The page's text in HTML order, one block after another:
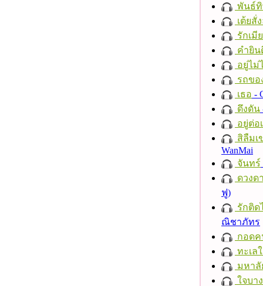
พันธ์
เต้ยสั่
รักเมี
คำยิน
อยู่ไม่
รถขอ
เธอ -
ดึงดัน
อยู่ต่อ
สิลืมเ
WanMai
จันทร์
ดวงด
ฟู)
รักติด
ณิชาภัทร
กอดค
ทะเล
มหาลั
ใจบาง